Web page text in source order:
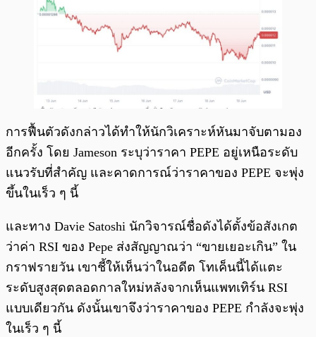
การฟื้นตัวดังกล่าวได้ทำให้นักวิเคราะห์หันมาจับตามอง
อีกครั้ง โดย Jameson ระบุว่าราคา PEPE อยู่เหนือระดับ
แนวรับที่สำคัญ และคาดการณ์ว่าราคาของ PEPE จะพุ่ง
ขึ้นในเร็ว ๆ นี้
และทาง Davie Satoshi นักวิจารณ์ชื่อดังได้ตั้งข้อสังเกต
ว่าค่า RSI ของ Pepe ส่งสัญญาณว่า “ขายเยอะเกิน” ใน
กราฟรายวัน เขาชี้ให้เห็นว่าในอดีต โทเค็นนี้ได้แตะ
ระดับสูงสุดตลอดกาลใหม่หลังจากเห็นแพทเทิร์น RSI
แบบเดียวกัน ดังนั้นเขาจึงว่าราคาของ PEPE กำลังจะพุ่ง
ในเร็ว ๆ นี้